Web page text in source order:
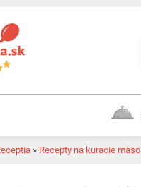
Receptia » Recepty na kuracie mäso